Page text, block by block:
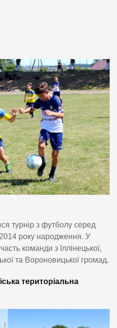
турнір з футболу серед
року народження. У
команди з Іллінецької,
та Вороновицької громад.
територіальна